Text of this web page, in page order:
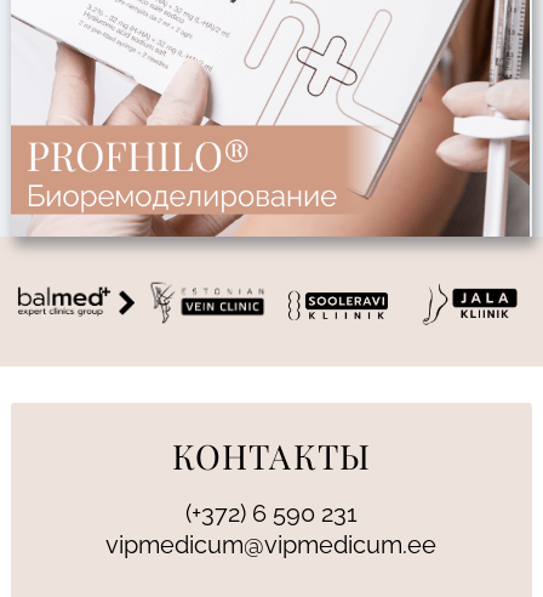
КОНТАКТЫ
(+372) 6 590 231
vipmedicum@vipmedicum.ee